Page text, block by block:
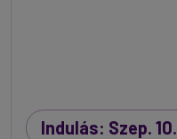
Indulás: Szep. 10.